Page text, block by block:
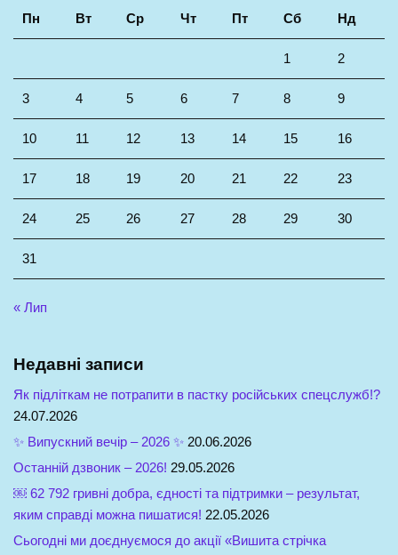
Пн
Вт Ср Чт Пт Сб Нд
1 2
3 4 5 6 7 8 9
10 11 12 13 14 15 16
17 18 19 20 21 22 23
24 25 26 27 28 29 30
31
« Лип
Недавні записи
Як підліткам не потрапити в пастку російських спецслужб!?
24.07.2026
✨ Випускний вечір – 2026 ✨ 20.06.2026
Останній дзвоник – 2026! 29.05.2026
￼ 62 792 гривні добра, єдності та підтримки – результат,
яким справді можна пишатися! 22.05.2026
Сьогодні ми доєднуємося до акції «Вишита стрічка